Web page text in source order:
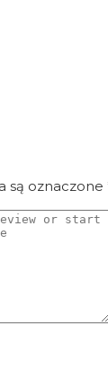
są oznaczone